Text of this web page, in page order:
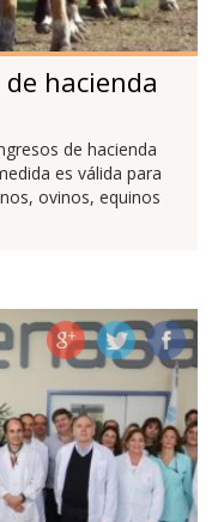
hacienda
de hacienda
es válida para
ovinos, equinos